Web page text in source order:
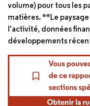
volume) pour tous les
matières. **Le
l'activité, données
développements